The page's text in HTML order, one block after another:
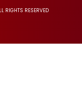
RIGHTS RESERVED